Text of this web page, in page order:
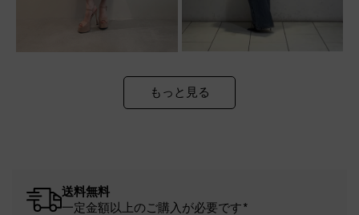
もっと見る
送料無料
一定金額以上のご購入が必要です*